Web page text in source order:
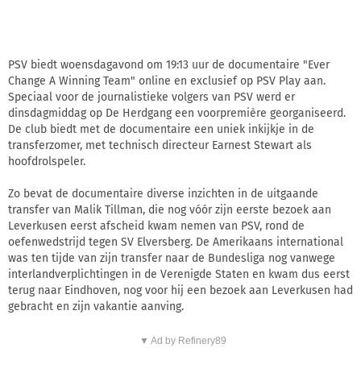
PSV biedt woensdagavond om 19:13 uur de documentaire "Ever
Change A Winning Team" online en exclusief op PSV Play aan.
Speciaal voor de journalistieke volgers van PSV werd er
dinsdagmiddag op De Herdgang een voorpremière georganiseerd.
De club biedt met de documentaire een uniek inkijkje in de
transferzomer, met technisch directeur Earnest Stewart als
hoofdrolspeler.
Zo bevat de documentaire diverse inzichten in de uitgaande
transfer van Malik Tillman, die nog vóór zijn eerste bezoek aan
Leverkusen eerst afscheid kwam nemen van PSV, rond de
oefenwedstrijd tegen SV Elversberg. De Amerikaans international
was ten tijde van zijn transfer naar de Bundesliga nog vanwege
interlandverplichtingen in de Verenigde Staten en kwam dus eerst
terug naar Eindhoven, nog voor hij een bezoek aan Leverkusen had
gebracht en zijn vakantie aanving.
▼ Ad by Refinery89